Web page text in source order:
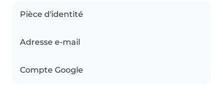
Pièce d'identité
Adresse e-mail
Compte Google